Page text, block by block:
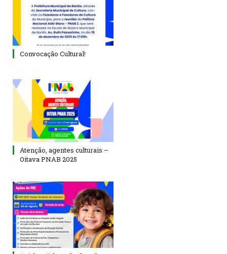
Convocação Cultural!
Atenção, agentes culturais –
Oitava PNAB 2025